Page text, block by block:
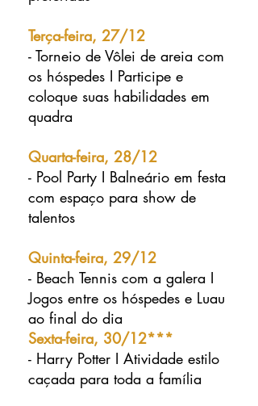
Terça-feira, 27/12
- Torneio de Vôlei de areia com
os hóspedes I Participe e
coloque suas habilidades em
quadra
Quarta-feira, 28/12
- Pool Party I Balneário em festa
com espaço para show de
talentos
Quinta-feira, 29/12
- Beach Tennis com a galera I
Jogos entre os hóspedes e Luau
ao final do dia
Sexta-feira, 30/12***
- Harry Potter I Atividade estilo
caçada para toda a família